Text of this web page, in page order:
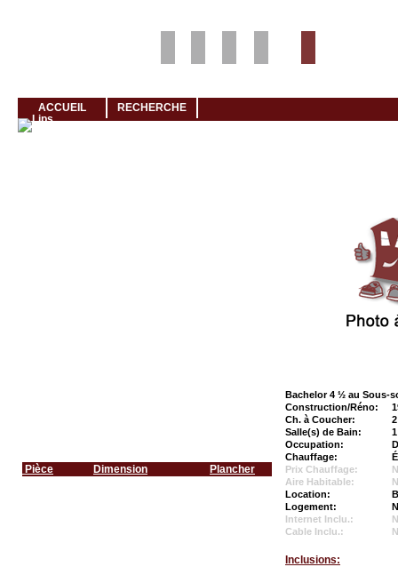
ACCUEIL RECHERCHE
Pièce Dimension Plancher
Bachelor 4 ½ au Sous-
Construction/Réno:
Ch. à Coucher:
2
Salle(s) de Bain:
1
Occupation:
Chauffage:
Prix Chauffage:
Aire Habitable:
Location:
Logement:
Internet Inclu.:
Cable Inclu.:
Inclusions: